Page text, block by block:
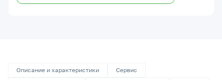
Описание и характеристики
Сервис